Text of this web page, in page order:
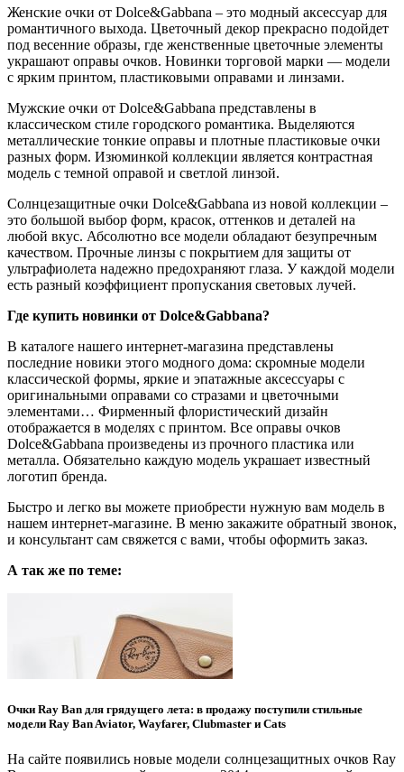
Женские очки от Dolce&Gabbana – это модный аксессуар для
романтичного выхода. Цветочный декор прекрасно подойдет
под весенние образы, где женственные цветочные элементы
украшают оправы очков. Новинки торговой марки — модели
с ярким принтом, пластиковыми оправами и линзами.
Мужские очки от Dolce&Gabbana представлены в
классическом стиле городского романтика. Выделяются
металлические тонкие оправы и плотные пластиковые очки
разных форм. Изюминкой коллекции является контрастная
модель с темной оправой и светлой линзой.
Солнцезащитные очки Dolce&Gabbana из новой коллекции –
это большой выбор форм, красок, оттенков и деталей на
любой вкус. Абсолютно все модели обладают безупречным
качеством. Прочные линзы с покрытием для защиты от
ультрафиолета надежно предохраняют глаза. У каждой модели
есть разный коэффициент пропускания световых лучей.
Где купить новинки от Dolce&Gabbana?
В каталоге нашего интернет-магазина представлены
последние новики этого модного дома: скромные модели
классической формы, яркие и эпатажные аксессуары с
оригинальными оправами со стразами и цветочными
элементами… Фирменный флористический дизайн
отображается в моделях с принтом. Все оправы очков
Dolce&Gabbana произведены из прочного пластика или
металла. Обязательно каждую модель украшает известный
логотип бренда.
Быстро и легко вы можете приобрести нужную вам модель в
нашем интернет-магазине. В меню закажите обратный звонок,
и консультант сам свяжется с вами, чтобы оформить заказ.
А так же по теме:
Очки Ray Ban для грядущего лета: в продажу поступили стильные
модели Ray Ban Aviator, Wayfarer, Clubmaster и Cats
На сайте появились новые модели солнцезащитных очков Ray